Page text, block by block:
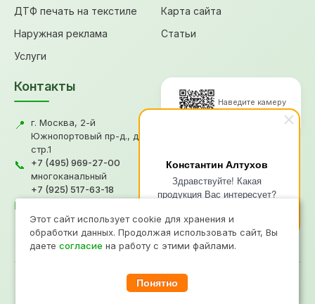
Константин Алтухов
Здравствуйте! Какая
продукция Вас интересует?
помочь?
ДТФ печать на текстиле
Наружная реклама
Услуги
Карта сайта
Статьи
Контакты
📍
г. Москва, 2-й
Южнопортовый пр-д., д.18,
стр.1
📞
+7 (495) 969-27-00
многоканальный
+7 (925) 517-63-18
✉️
Наведите камеру
для перехода
© 2026, Типография "Графикс
Политика конфиденциальности
Продвижение
При копировании материалов прямая ссылка на сайт www.grafiksv.ru
Этот сайт использует cookie для хранения и
обработки данных. Продолжая использовать сайт, Вы
даетесогласие на работу с этими файлами.
Понятно